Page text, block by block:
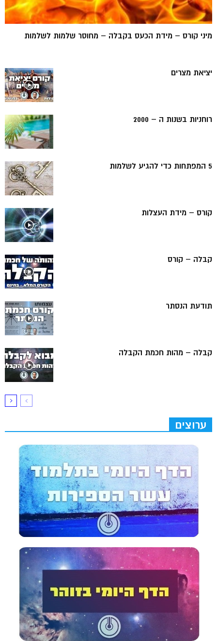
מיני קורס – מידת הכעס בקבלה – מחוסר שלמות לשלמות
יציאת מצרים
רוחניות בשנות ה – 2000
5 המפתחות כדי להגיע לשלמות
קורס – מידת העצלות
קבלה – קורס
תודעת הנסתר
קבלה – מהות חכמת הקבלה
ערוצים